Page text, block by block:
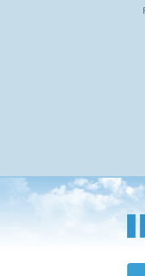
Přejít
na
hlavní